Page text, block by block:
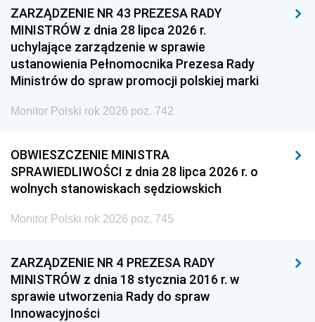
ZARZĄDZENIE NR 43 PREZESA RADY
MINISTRÓW z dnia 28 lipca 2026 r.
uchylające zarządzenie w sprawie
ustanowienia Pełnomocnika Prezesa Rady
Ministrów do spraw promocji polskiej marki
Monitor Polski rok 2026 poz. 742
OBWIESZCZENIE MINISTRA
SPRAWIEDLIWOŚCI z dnia 28 lipca 2026 r. o
wolnych stanowiskach sędziowskich
Monitor Polski rok 2026 poz. 745
ZARZĄDZENIE NR 4 PREZESA RADY
MINISTRÓW z dnia 18 stycznia 2016 r. w
sprawie utworzenia Rady do spraw
Innowacyjności